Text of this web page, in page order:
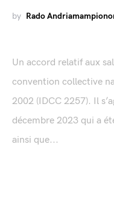
by Rado
Un accord relatif aux
convention collective
2002 (IDCC 2257). Il
décembre 2023 qui a
ainsi que...